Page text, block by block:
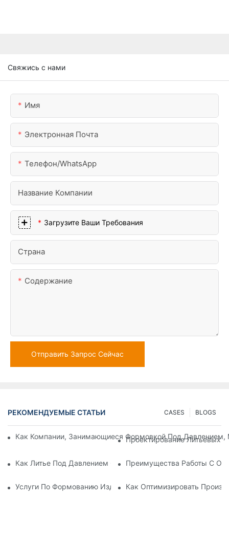
Свяжись с нами
Имя
Электронная Почта
Телефон/WhatsApp
Название Компании
Загрузите Ваши Требования
Страна
Содержание
Отправить Запрос Сейчас
РЕКОМЕНДУЕМЫЕ СТАТЬИ BLOGS
CASES
Как Компании, Занимающиеся Формовкой Под
Проектирование Литьевых
Как Литье Под Давлением С Пластиковыми Вставками
Преимущества Работы С
Услуги По Формованию Изделий Методом Вставки:
Как Оптимизировать